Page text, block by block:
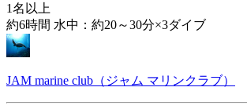
1名以上
約6時間 水中：約20～30分×3ダイブ
JAM marine club（ジャム マリンクラブ）